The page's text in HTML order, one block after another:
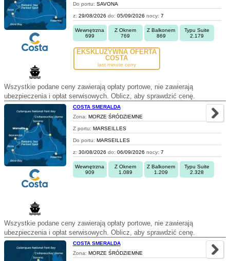
Do portu: SAVONA
z: 29/08/2026 do: 05/09/2026 nocy: 7
Wewnętrzna
699
Z Oknem
769
Z Balkonem
869
Typu Suite
2.179
EKSKLUZYWNA OFERTA
COSTA
last minute ceny
Wszystkie podane ceny zawierają opłaty portowe, nie zawierają
ubezpieczenia i opłat serwisowych. Oblicz, aby sprawdzić cenę.
COSTA SMERALDA
Zona: MORZE ŚRÓDZIEMNE
Z portu: MARSEILLES
Do portu: MARSEILLES
z: 30/08/2026 do: 06/09/2026 nocy: 7
Wewnętrzna
909
Z Oknem
1.089
Z Balkonem
1.209
Typu Suite
2.328
Wszystkie podane ceny zawierają opłaty portowe, nie zawierają
ubezpieczenia i opłat serwisowych. Oblicz, aby sprawdzić cenę.
COSTA SMERALDA
Zona: MORZE ŚRÓDZIEMNE